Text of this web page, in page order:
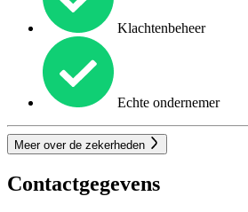
Klachtenbeheer
Echte ondernemer
Meer over de zekerheden
Contactgegevens